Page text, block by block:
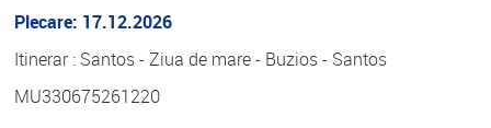
Plecare: 17.12.2026
Itinerar : Santos - Ziua de mare - Buzios - Santos
MU330675261220